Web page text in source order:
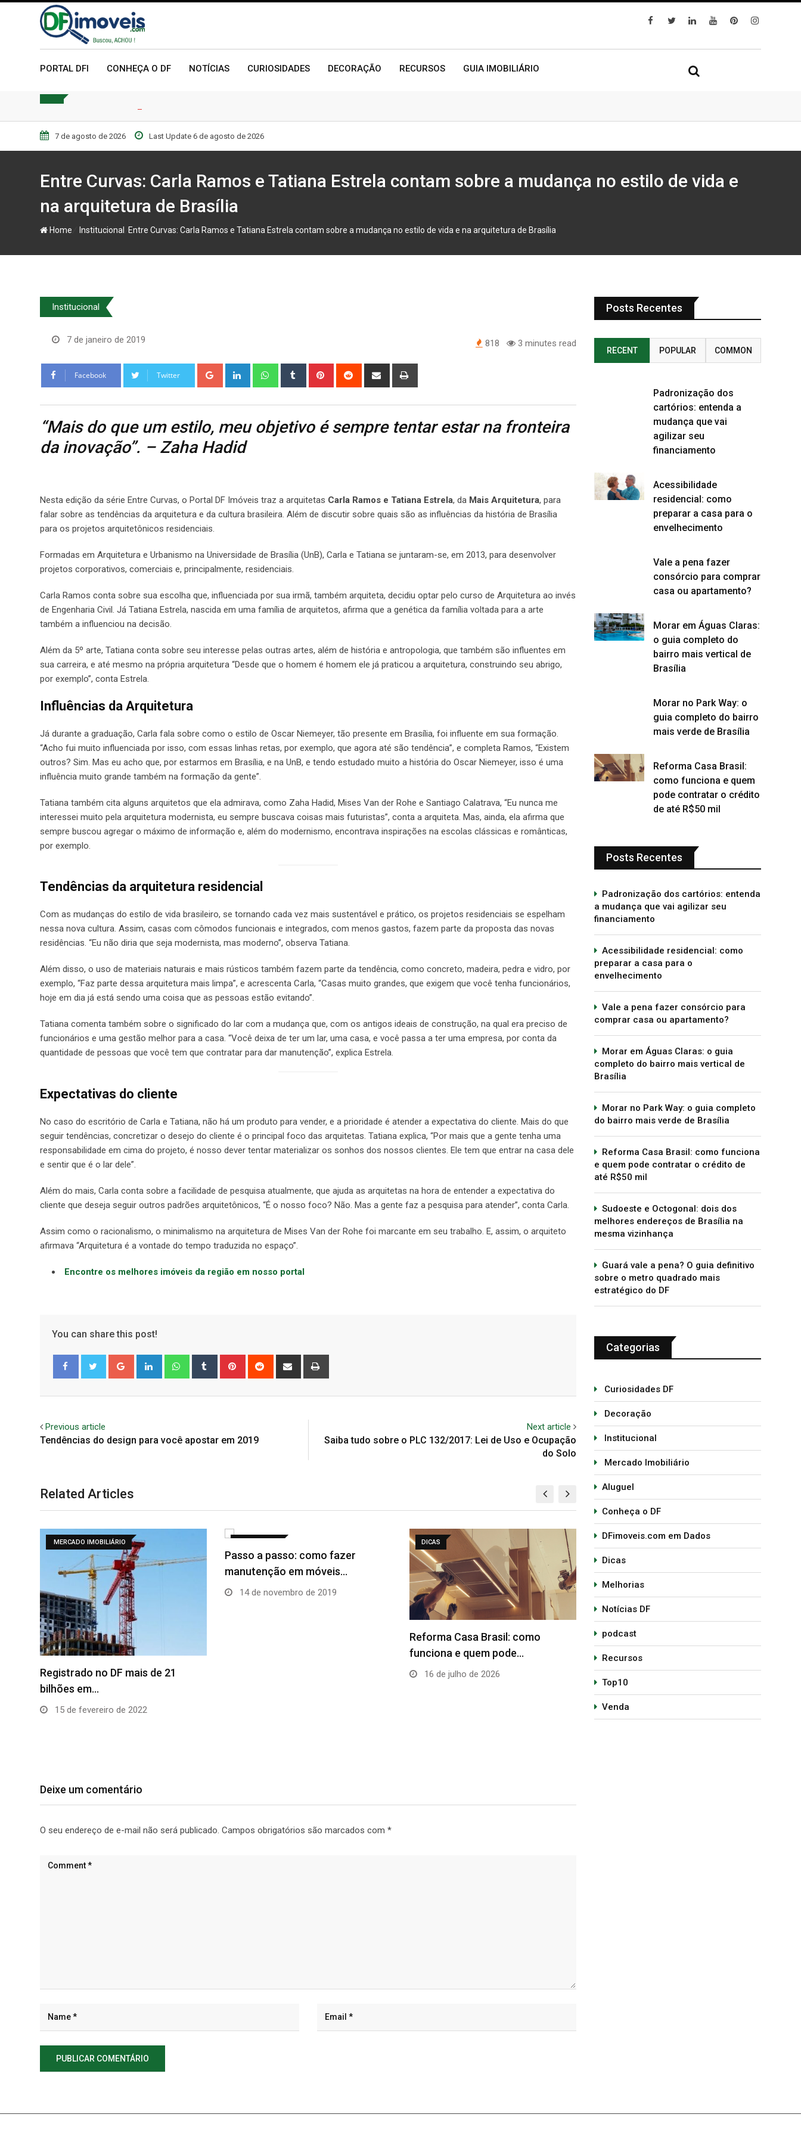
PORTAL DFI CONHEÇA O DF NOTÍCIAS CURIOSIDADES DECORAÇÃO RECURSOS GUIA IMOBILIÁRIO
7 de agosto de 2026 Last Update 6 de agosto de 2026
Entre Curvas: Carla Ramos e Tatiana Estrela contam sobre a mudança no estilo de vida e
na arquitetura de Brasília
Home Institucional Entre Curvas: Carla Ramos e Tatiana Estrela contam sobre a mudança no estilo de vida e na arquitetura de Brasília
Institucional
7 de janeiro de 2019 818 3 minutes read
Facebook Twitter Google+ LinkedIn WhatsappTumblr Pinterest Reddit
Share
“Mais do que um estilo, meu objetivo é sempre tentar estar na fronteira
da inovação”. – Zaha Hadid
Nesta edição da série Entre Curvas, o Portal DF Imóveis traz a arquitetas Carla Ramos e Tatiana Estrela, da Mais Arquitetura, para
falar sobre as tendências da arquitetura e da cultura brasileira. Além de discutir sobre quais são as influências da história de Brasília
para os projetos arquitetônicos residenciais.
Formadas em Arquitetura e Urbanismo na Universidade de Brasília (UnB), Carla e Tatiana se juntaram-se, em 2013, para desenvolver
projetos corporativos, comerciais e, principalmente, residenciais.
Carla Ramos conta sobre sua escolha que, influenciada por sua irmã, também arquiteta, decidiu optar pelo curso de Arquitetura ao invés
de Engenharia Civil. Já Tatiana Estrela, nascida em uma família de arquitetos, afirma que a genética da família voltada para a arte
também a influenciou na decisão.
Além da 5º arte, Tatiana conta sobre seu interesse pelas outras artes, além de história e antropologia, que também são influentes em
sua carreira, e até mesmo na própria arquitetura “Desde que o homem é homem ele já praticou a arquitetura, construindo seu abrigo,
por exemplo”, conta Estrela.
Influências da Arquitetura
Já durante a graduação, Carla fala sobre como o estilo de Oscar Niemeyer, tão presente em Brasília, foi influente em sua formação.
“Acho fui muito influenciada por isso, com essas linhas retas, por exemplo, que agora até são tendência”, e completa Ramos, “Existem
outros? Sim. Mas eu acho que, por estarmos em Brasília, e na UnB, e tendo estudado muito a história do Oscar Niemeyer, isso é uma
influência muito grande também na formação da gente”.
Tatiana também cita alguns arquitetos que ela admirava, como Zaha Hadid, Mises Van der Rohe e Santiago Calatrava, “Eu nunca me
interessei muito pela arquitetura modernista, eu sempre buscava coisas mais futuristas”, conta a arquiteta. Mas, ainda, ela afirma que
sempre buscou agregar o máximo de informação e, além do modernismo, encontrava inspirações na escolas clássicas e românticas,
por exemplo.
Tendências da arquitetura residencial
Com as mudanças do estilo de vida brasileiro, se tornando cada vez mais sustentável e prático, os projetos residenciais se espelham
nessa nova cultura. Assim, casas com cômodos funcionais e integrados, com menos gastos, fazem parte da proposta das novas
residências. “Eu não diria que seja modernista, mas moderno”, observa Tatiana.
Além disso, o uso de materiais naturais e mais rústicos também fazem parte da tendência, como concreto, madeira, pedra e vidro, por
exemplo, “Faz parte dessa arquitetura mais limpa”, e acrescenta Carla, “Casas muito grandes, que exigem que você tenha funcionários,
hoje em dia já está sendo uma coisa que as pessoas estão evitando”.
Tatiana comenta também sobre o significado do lar com a mudança que, com os antigos ideais de construção, na qual era preciso de
funcionários e uma gestão melhor para a casa. “Você deixa de ter um lar, uma casa, e você passa a ter uma empresa, por conta da
quantidade de pessoas que você tem que contratar para dar manutenção”, explica Estrela.
Expectativas do cliente
No caso do escritório de Carla e Tatiana, não há um produto para vender, e a prioridade é atender a expectativa do cliente. Mais do que
seguir tendências, concretizar o desejo do cliente é o principal foco das arquitetas. Tatiana explica, “Por mais que a gente tenha uma
responsabilidade em cima do projeto, é nosso dever tentar materializar os sonhos dos nossos clientes. Ele tem que entrar na casa dele
e sentir que é o lar dele”.
Além do mais, Carla conta sobre a facilidade de pesquisa atualmente, que ajuda as arquitetas na hora de entender a expectativa do
cliente que deseja seguir outros padrões arquitetônicos, “É o nosso foco? Não. Mas a gente faz a pesquisa para atender”, conta Carla.
Assim como o racionalismo, o minimalismo na arquitetura de Mises Van der Rohe foi marcante em seu trabalho. E, assim, o arquiteto
afirmava “Arquitetura é a vontade do tempo traduzida no espaço”.
Encontre os melhores imóveis da região em nosso portal
You can share this post!
Google+ LinkedIn WhatsappTumblr Pinterest Reddit
Share
Previous article
Tendências do design para você apostar em 2019
Next article
Saiba tudo sobre o PLC 132/2017: Lei de Uso e Ocupação
do Solo
Related Articles
DECORAÇÃO
Passo a passo: como fazer
manutenção em móveis…
14 de novembro de 2019
INSTITUCIONAL
Surpreenda-se com a natureza de
Brasília
Deixe um comentário
O seu endereço de e-mail não será publicado. Campos obrigatórios são marcados com *
Posts Recentes
RECENT POPULAR COMMON
Padronização dos
cartórios: entenda a
mudança que vai
agilizar seu
financiamento
Acessibilidade
residencial: como
preparar a casa para o
envelhecimento
Vale a pena fazer
consórcio para comprar
casa ou apartamento?
Morar em Águas Claras:
o guia completo do
bairro mais vertical de
Brasília
Morar no Park Way: o
guia completo do bairro
mais verde de Brasília
Reforma Casa Brasil:
como funciona e quem
pode contratar o crédito
de até R$50 mil
Posts Recentes
Padronização dos cartórios: entenda
a mudança que vai agilizar seu
financiamento
Acessibilidade residencial: como
preparar a casa para o
envelhecimento
Vale a pena fazer consórcio para
comprar casa ou apartamento?
Morar em Águas Claras: o guia
completo do bairro mais vertical de
Brasília
Morar no Park Way: o guia completo
do bairro mais verde de Brasília
Reforma Casa Brasil: como funciona
e quem pode contratar o crédito de
até R$50 mil
Sudoeste e Octogonal: dois dos
melhores endereços de Brasília na
mesma vizinhança
Guará vale a pena? O guia definitivo
sobre o metro quadrado mais
estratégico do DF
Categorias
Curiosidades DF
Decoração
Institucional
Mercado Imobiliário
Aluguel
Conheça o DF
DFimoveis.com em Dados
Dicas
Melhorias
Notícias DF
podcast
Recursos
Top10
Venda